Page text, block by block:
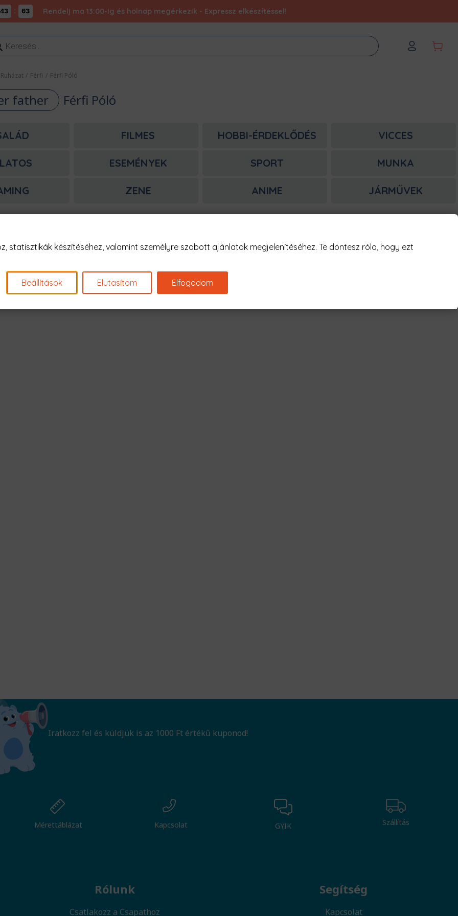
43 : 03 Rendelj ma 13:00-ig és holnap megérkezik - Expressz elkészítéssel!
Ruházat / Férfi / Férfi Póló
father Férfi Póló
FILMES HOBBI-ÉRDEKLŐDÉS VICCES
ESEMÉNYEK SPORT MUNKA
ZENE ANIME JÁRMŰVEK
Nagyon sajnáljuk! 😥
Nincs találat erre: "cleaner father Férfi Póló"
Iratkozz fel és küldjük is az 1000 Ft értékű kuponod!
Mérettáblázat Kapcsolat GYIK Szállítás
Rólunk
Csatlakozz a Csapathoz
Segítség
Kapcsolat
statisztikák készítéséhez, valamint személyre szabott ajánlatok megjelenítéséhez. Te döntesz róla, hogy ezt
Beállítások Elutasítom Elfogadom